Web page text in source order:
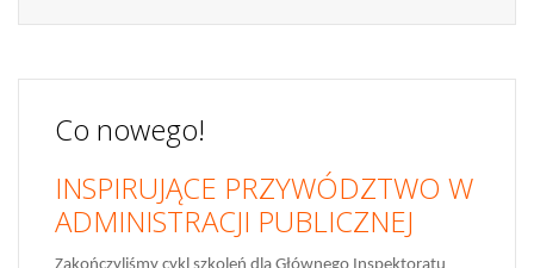
Co nowego!
INSPIRUJĄCE PRZYWÓDZTWO W
ADMINISTRACJI PUBLICZNEJ